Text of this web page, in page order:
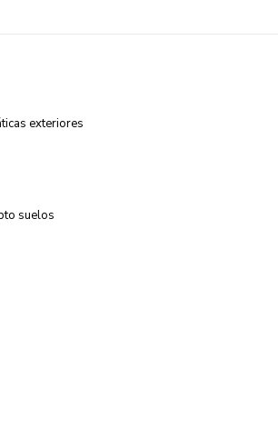
exteriores
suelos